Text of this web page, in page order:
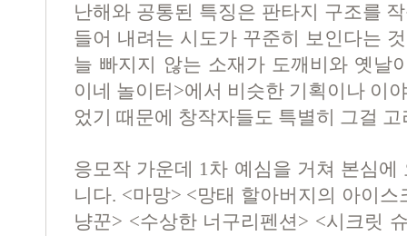
난해와 공통된 특징은 판타지 구조를
들어 내려는 시도가 꾸준히 보인다는
늘 빠지지 않는 소재가 도깨비와 옛날
이네 놀이터 >에서 비슷한 기획이나 이
었기 때문에 창작자들도 특별히 그걸
응모작 가운데 1차 예심을 거쳐 본심
니다. <마망> <망태 할아버지의 아이스
냥꾼> <수상한 너구리펜션> <시크릿